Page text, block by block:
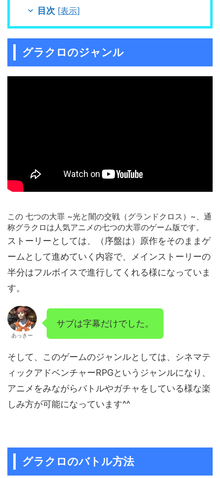
目次 [表示]
グラクロのジャンル
この 七つの大罪 ~光と闇の交戦（グランドクロス）~、通
称グラクロは人気アニメの七つの大罪のゲーム版です。
ストーリーとしては、（序盤は）原作をそのままゲ
ームとして進めていく内容で、メインストーリーの
半分はフルボイスで進行してくれる様になっていま
す。
あっきー
サブは字幕だけでした。
そして、このゲームのジャンルとしては、シネマテ
ィックアドベンチャーRPGというジャンルになり、
アニメをみながらバトルやガチャをしている様な楽
しみ方が可能になっています^^
グラクロのバトル方法